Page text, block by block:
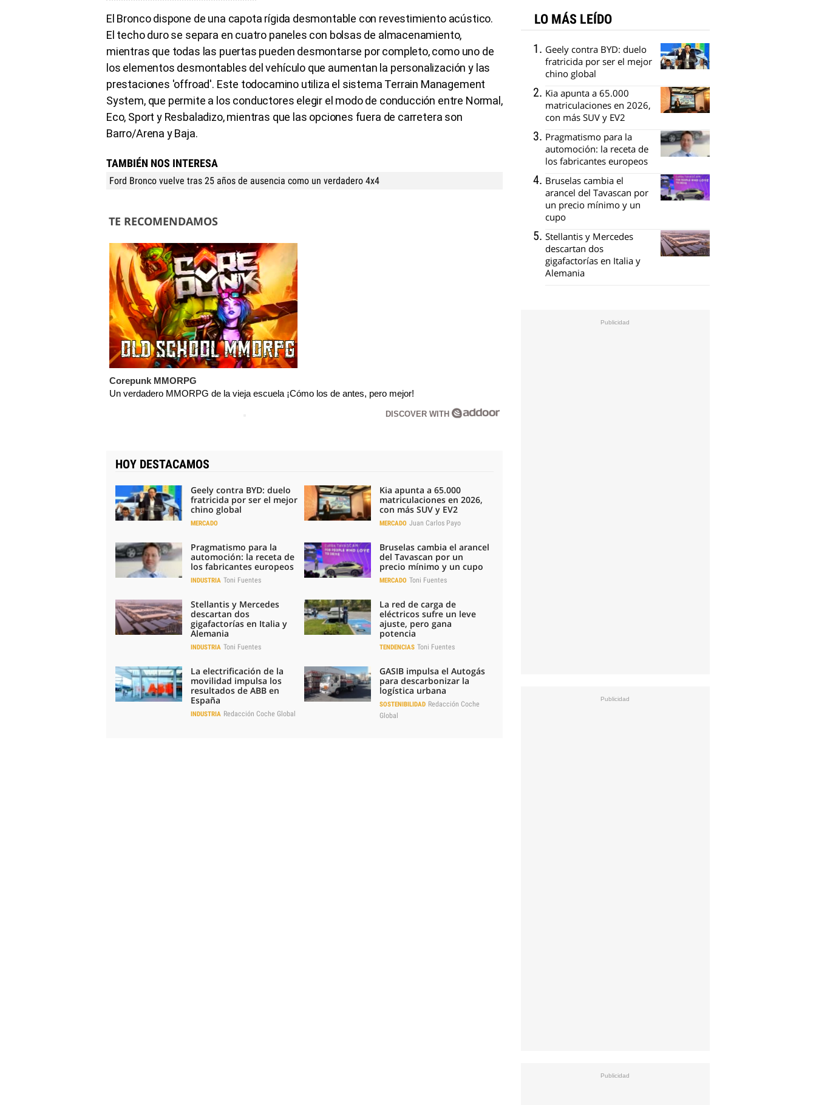
El Bronco dispone de una capota rígida desmontable con revestimiento acústico.
El techo duro se separa en cuatro paneles con bolsas de almacenamiento,
mientras que todas las puertas pueden desmontarse por completo, como uno de
los elementos desmontables del vehículo que aumentan la personalización y las
prestaciones 'offroad'. Este todocamino utiliza el sistema Terrain Management
System, que permite a los conductores elegir el modo de conducción entre Normal,
Eco, Sport y Resbaladizo, mientras que las opciones fuera de carretera son
Barro/Arena y Baja.
TAMBIÉN NOS INTERESA
Ford Bronco vuelve tras 25 años de ausencia como un verdadero 4x4
TE RECOMENDAMOS
Corepunk MMORPG
Un verdadero MMORPG de la vieja escuela ¡Cómo los de antes, pero mejor!
DISCOVER WITH
HOY DESTACAMOS
Geely contra BYD: duelo
fratricida por ser el mejor
chino global
MERCADO
Kia apunta a 65.000
matriculaciones en 2026,
con más SUV y EV2
MERCADO Juan Carlos Payo
Pragmatismo para la
automoción: la receta de
los fabricantes europeos
INDUSTRIA Toni Fuentes
Bruselas cambia el arancel
del Tavascan por un
precio mínimo y un cupo
MERCADO Toni Fuentes
Stellantis y Mercedes
descartan dos
gigafactorías en Italia y
Alemania
INDUSTRIA Toni Fuentes
La red de carga de
eléctricos sufre un leve
ajuste, pero gana
potencia
TENDENCIAS Toni Fuentes
La electrificación de la
movilidad impulsa los
resultados de ABB en
España
INDUSTRIA Redacción Coche Global
GASIB impulsa el Autogás
para descarbonizar la
logística urbana
SOSTENIBILIDAD Redacción Coche
Global
LO MÁS LEÍDO
Geely contra BYD: duelo
fratricida por ser el mejor
chino global
Kia apunta a 65.000
matriculaciones en 2026,
con más SUV y EV2
Pragmatismo para la
automoción: la receta de
los fabricantes europeos
Bruselas cambia el
arancel del Tavascan por
un precio mínimo y un
cupo
Stellantis y Mercedes
descartan dos
gigafactorías en Italia y
Alemania